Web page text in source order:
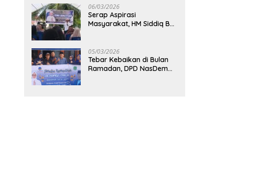
Berkelanjutan
06/03/2026
Serap Aspirasi
Masyarakat, HM Siddiq BM
Timur
05/03/2026
Tebar Kebaikan di Bulan
Ramadan, DPD NasDem